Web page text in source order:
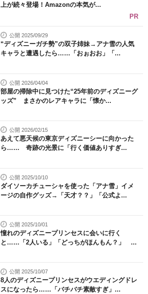
上が続々登場！Amazonの本気が...
PR
公開 2025/09/29
“ディズニーガチ勢”の双子姉妹→アナ雪の人気
キャラと遭遇したら……「おぉおお」「...
公開 2026/04/04
部屋の掃除中に見つけた“25年前のディズニーグ
ッズ” まさかのレアキャラに「懐か...
公開 2026/02/15
あえて悪天候の東京ディズニーシーに向かった
ら…… 奇跡の光景に「行く価値ありすぎ...
公開 2025/10/10
ダイソーカチューシャを使った「アナ雪」イメ
ージの自作グッズ→「天才？？」「公式よ...
公開 2025/10/01
憧れのディズニープリンセスに会いに行く
と……「2人いる」「どっちがほんもん？」 ...
公開 2025/10/07
8人のディズニープリンセスがウエディングドレ
スになったら……「バチバチ素敵すぎ」...